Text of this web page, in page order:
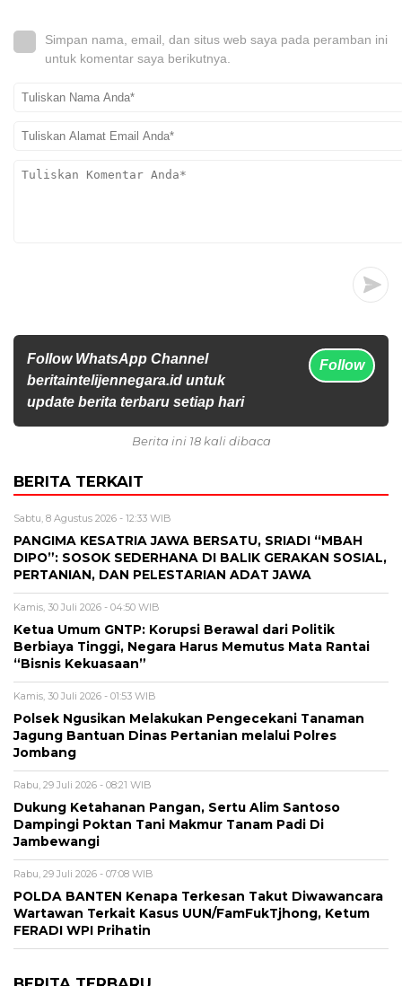
Simpan nama, email, dan situs web saya pada peramban ini
untuk komentar saya berikutnya.
Follow WhatsApp Channel
beritaintelijennegara.id untuk
update berita terbaru setiap hari
Follow
Berita ini 18 kali dibaca
BERITA TERKAIT
Sabtu, 8 Agustus 2026 - 12:33 WIB
PANGIMA KESATRIA JAWA BERSATU, SRIADI “MBAH
DIPO”: SOSOK SEDERHANA DI BALIK GERAKAN SOSIAL,
PERTANIAN, DAN PELESTARIAN ADAT JAWA
Kamis, 30 Juli 2026 - 04:50 WIB
Ketua Umum GNTP: Korupsi Berawal dari Politik
Berbiaya Tinggi, Negara Harus Memutus Mata Rantai
“Bisnis Kekuasaan”
Kamis, 30 Juli 2026 - 01:53 WIB
Polsek Ngusikan Melakukan Pengecekani Tanaman
Jagung Bantuan Dinas Pertanian melalui Polres
Jombang
Rabu, 29 Juli 2026 - 08:21 WIB
Dukung Ketahanan Pangan, Sertu Alim Santoso
Dampingi Poktan Tani Makmur Tanam Padi Di
Jambewangi
Rabu, 29 Juli 2026 - 07:08 WIB
POLDA BANTEN Kenapa Terkesan Takut Diwawancara
Wartawan Terkait Kasus UUN/FamFukTjhong, Ketum
FERADI WPI Prihatin